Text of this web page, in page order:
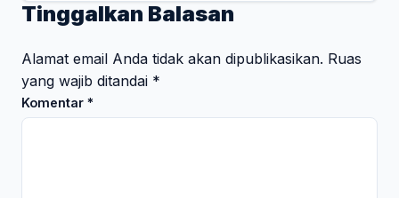
Tinggalkan Balasan
Alamat email Anda tidak akan dipublikasikan. Ruas
yang wajib ditandai *
Komentar *